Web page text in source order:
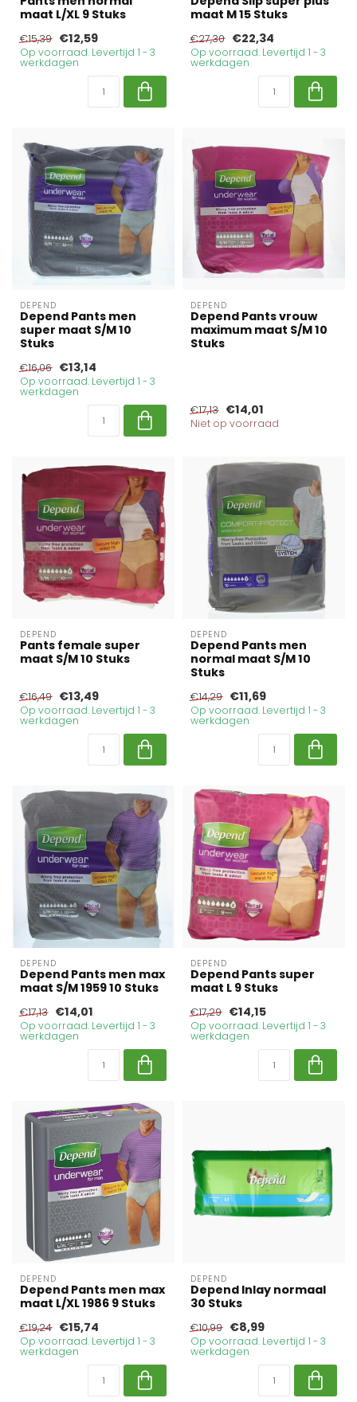
maat L/XL 9 Stuks
€15,39 €12,59
Op voorraad. Levertijd 1 - 3
werkdagen
maat M 15 Stuks
€27,30 €22,34
Op voorraad. Levertijd 1 - 3
werkdagen
DEPEND
Depend Pants men
super maat S/M 10
Stuks
€16,06 €13,14
Op voorraad. Levertijd 1 - 3
werkdagen
DEPEND
Depend Pants vrouw
maximum maat S/M 10
Stuks
€17,13 €14,01
Niet op voorraad
DEPEND
Pants female super
maat S/M 10 Stuks
€16,49 €13,49
Op voorraad. Levertijd 1 - 3
werkdagen
DEPEND
Depend Pants men
normal maat S/M 10
Stuks
€14,29 €11,69
Op voorraad. Levertijd 1 - 3
werkdagen
DEPEND
Depend Pants men max
maat S/M 1959 10 Stuks
€17,13 €14,01
Op voorraad. Levertijd 1 - 3
werkdagen
DEPEND
Depend Pants super
maat L 9 Stuks
€17,29 €14,15
Op voorraad. Levertijd 1 - 3
werkdagen
DEPEND
Depend Pants men max
maat L/XL 1986 9 Stuks
€19,24 €15,74
Op voorraad. Levertijd 1 - 3
werkdagen
DEPEND
Depend Inlay normaal
30 Stuks
€10,99 €8,99
Op voorraad. Levertijd 1 - 3
werkdagen